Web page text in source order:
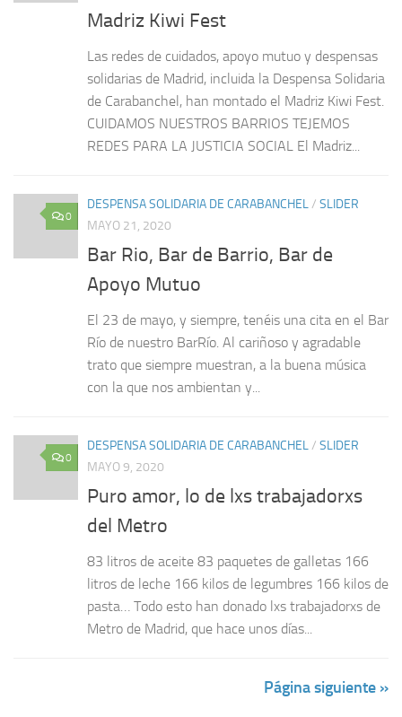
Madriz Kiwi Fest
Las redes de cuidados, apoyo mutuo y despensas
solidarias de Madrid, incluida la Despensa Solidaria
de Carabanchel, han montado el Madriz Kiwi Fest.
CUIDAMOS NUESTROS BARRIOS TEJEMOS
REDES PARA LA JUSTICIA SOCIAL El Madriz...
0
DESPENSA SOLIDARIA DE CARABANCHEL/ SLIDER
MAYO 21, 2020
Bar Rio, Bar de Barrio, Bar de
Apoyo Mutuo
El 23 de mayo, y siempre, tenéis una cita en el Bar
Río de nuestro BarRío. Al cariñoso y agradable
trato que siempre muestran, a la buena música
con la que nos ambientan y...
0
DESPENSA SOLIDARIA DE CARABANCHEL/ SLIDER
MAYO 9, 2020
Puro amor, lo de lxs trabajadorxs
del Metro
83 litros de aceite 83 paquetes de galletas 166
litros de leche 166 kilos de legumbres 166 kilos de
pasta… Todo esto han donado lxs trabajadorxs de
Metro de Madrid, que hace unos días...
Página siguiente »